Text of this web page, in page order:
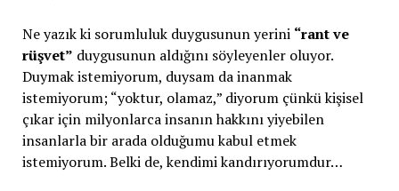
Ne yazık ki sorumluluk duygusunun yerini “rant ve
rüşvet” duygusunun aldığını söyleyenler oluyor.
Duymak istemiyorum, duysam da inanmak
istemiyorum; “yoktur, olamaz,” diyorum çünkü kişisel
çıkar için milyonlarca insanın hakkını yiyebilen
insanlarla bir arada olduğumu kabul etmek
istemiyorum. Belki de, kendimi kandırıyorumdur…